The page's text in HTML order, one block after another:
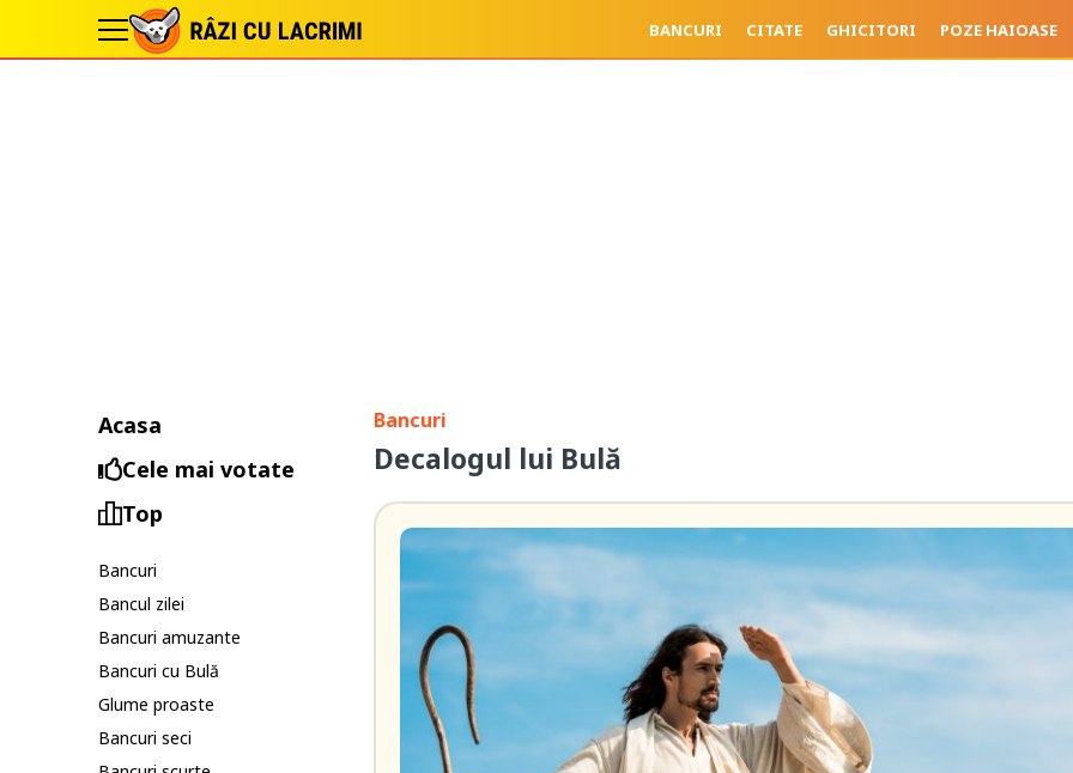
BANCURI CITATE GHICITORI POZE HAIOASE
Acasa
Cele mai votate
Top
Bancuri
Bancul zilei
Bancuri amuzante
Bancuri cu Bulă
Glume proaste
Bancuri seci
Bancuri
Decalogul lui Bulă